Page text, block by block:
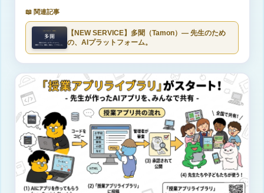
📖 関連記事
【NEW SERVICE】多聞（Tamon）― 先生のため
の、AIプラットフォーム。